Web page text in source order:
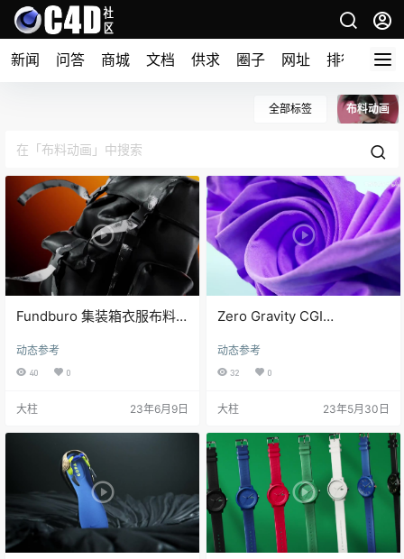
新闻 问答 商城 文档 供求 圈子 网址 排行榜
全部标签 布料动画
Fundburo 集装箱衣服布料
动态参考
40 0
大柱 23年6月9日
Zero Gravity CGI
料动态表现
动态参考
32 0
大柱 23年5月30日